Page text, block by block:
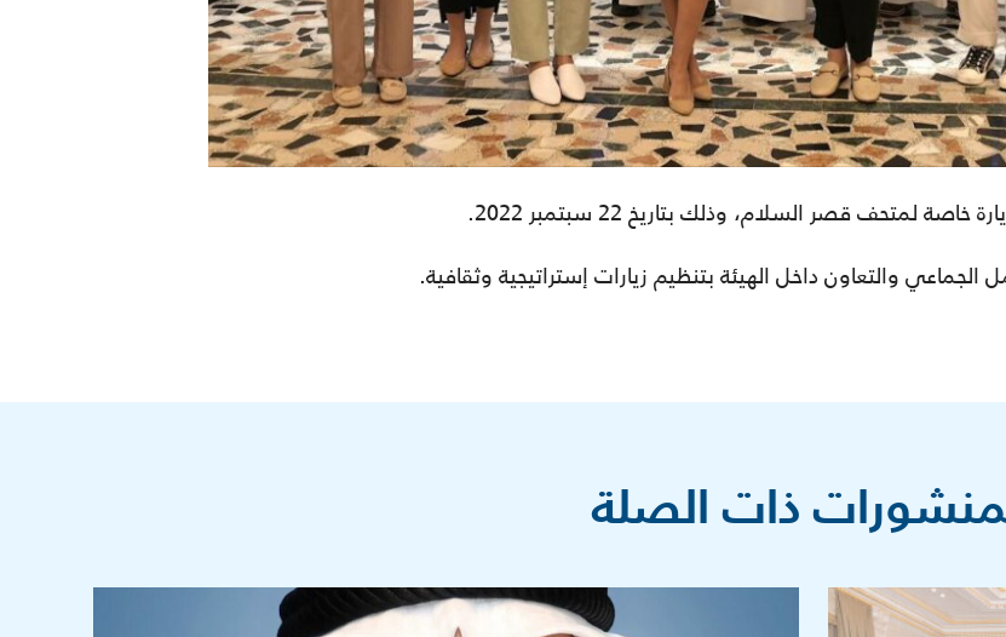
لمتحف قصر السلام، وذلك بتاريخ 22 سبتمبر 2022.
الجماعي والتعاون داخل الهيئة بتنظيم زيارات إستراتيجية وثقافية.
ذات الصلة